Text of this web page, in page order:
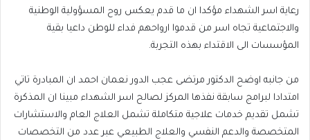
رعاية اسر الشهداء مؤكدا ان ما قدم يعكس روح المسؤولية الوطنية
والاجتماعية تجاه اسر من قدموا ارواحهم فداء للوطن داعيا بقية
المؤسسات الى الاقتداء بهذه التجربة.
من جانبه اوضح الدكتور مرتضى عجب الدور نعمان احمد ان المبادرة تاتي
امتدادا لبرامج سابقة نفذها المركز لصالح اسر الشهداء مبينا ان المذكرة
تشمل تقديم خدمات علاجية متكاملة تشمل العلاج العام والاستشارات
المتخصصة والدعم النفسي والعلاج الطبيعي عبر عدد من التخصصات